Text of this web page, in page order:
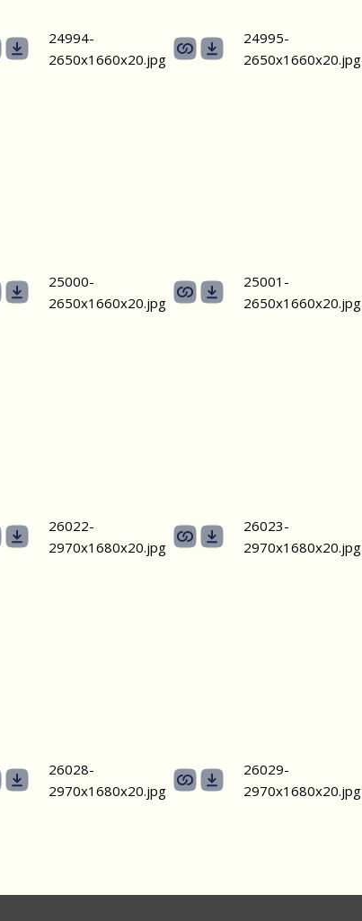
24994-
2650х1660x20.jpg
24995-
2650х1660x20.jpg
25000-
2650х1660x20.jpg
25001-
2650х1660x20.jpg
26022-
2970х1680x20.jpg
26023-
2970х1680x20.jpg
26028-
2970х1680x20.jpg
26029-
2970х1680x20.jpg